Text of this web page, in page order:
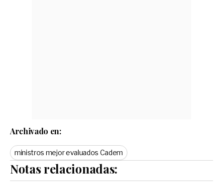
Archivado en:
ministros mejor evaluados Cadem
Notas relacionadas: